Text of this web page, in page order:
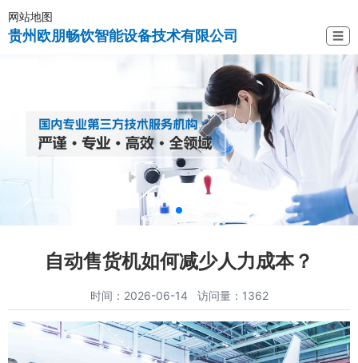
网站地图
贵州欧朋畅饮智能设备技术有限公司 ☰
自动售货机如何减少人力成本？
时间：2026-06-14 访问量：1362